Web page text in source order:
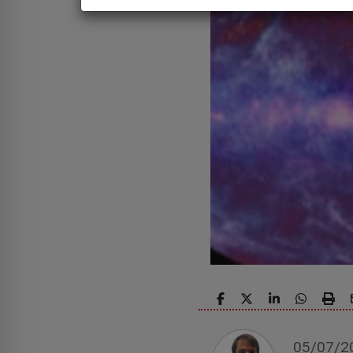
05/07/